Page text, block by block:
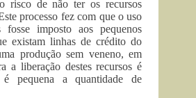
risco de não ter os recursos
processo fez com que o uso
fosse imposto aos pequenos
existam linhas de crédito do
produção sem veneno, em
a liberação destes recursos é
pequena a quantidade de